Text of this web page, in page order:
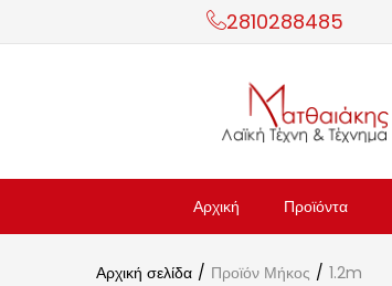
2810288485
Αρχική Προϊόντα
Αρχική σελίδα Προϊόν Μήκος 1.2m